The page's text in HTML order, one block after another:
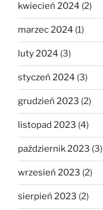
kwiecień 2024 (2)
marzec 2024 (1)
luty 2024 (3)
styczeń 2024 (3)
grudzień 2023 (2)
listopad 2023 (4)
październik 2023 (3)
wrzesień 2023 (2)
sierpień 2023 (2)